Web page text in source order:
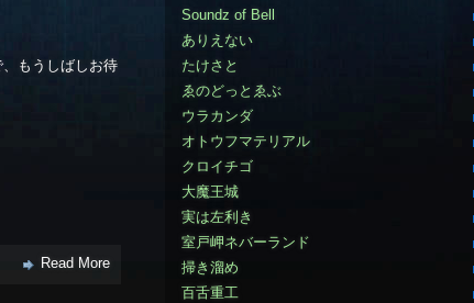
もうしばしお待
Read More
Soundz of Bell
ありえない
たけさと
ゑのどっとゑぶ
ウラカンダ
オトウフマテリアル
クロイチゴ
大魔王城
実は左利き
室戸岬ネバーランド
掃き溜め
百舌重工